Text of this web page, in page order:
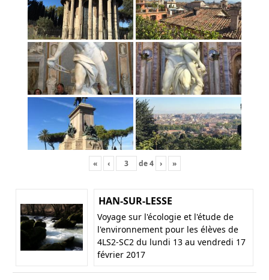
« ‹ de4 › »
HAN-SUR-LESSE
Voyage sur l'écologie et l'étude de
l'environnement pour les élèves de
4LS2-SC2 du lundi 13 au vendredi 17
février 2017